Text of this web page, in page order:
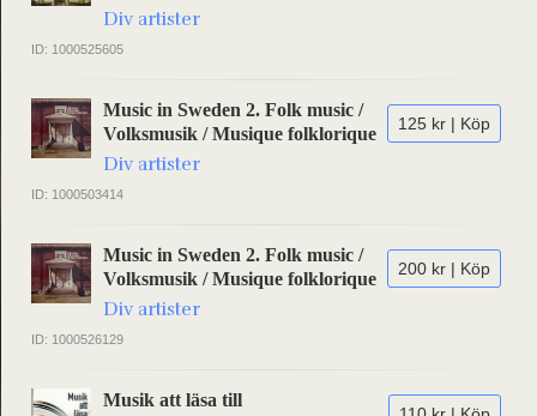
Div artister
ID: 1000525605
125 kr | Köp
Music in Sweden 2. Folk music /
Volksmusik / Musique folklorique
Div artister
ID: 1000503414
200 kr | Köp
Music in Sweden 2. Folk music /
Volksmusik / Musique folklorique
Div artister
ID: 1000526129
Musik att läsa till